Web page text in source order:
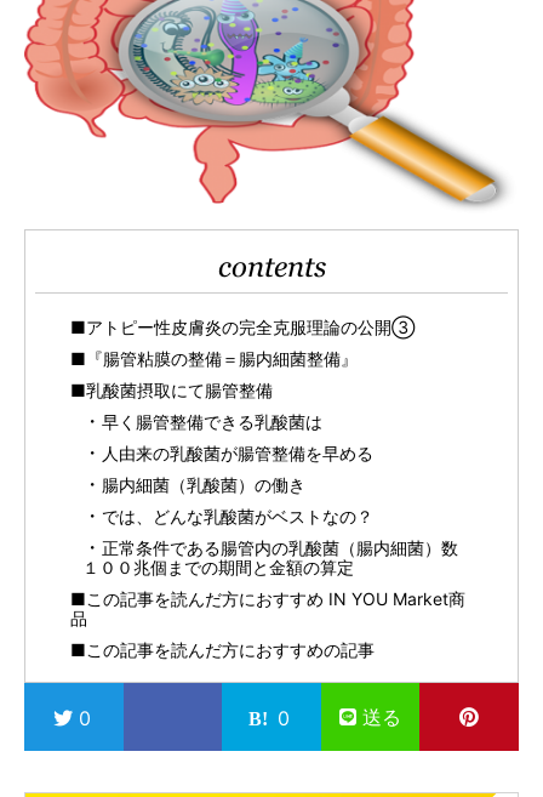
contents
■アトピー性皮膚炎の完全克服理論の公開③
■『腸管粘膜の整備＝腸内細菌整備』
■乳酸菌摂取にて腸管整備
早く腸管整備できる乳酸菌は
人由来の乳酸菌が腸管整備を早める
腸内細菌（乳酸菌）の働き
では、どんな乳酸菌がベストなの？
正常条件である腸管内の乳酸菌（腸内細菌）数
１００兆個までの期間と金額の算定
■この記事を読んだ方におすすめ IN YOU Market商
品
■この記事を読んだ方におすすめの記事
0 0 送る